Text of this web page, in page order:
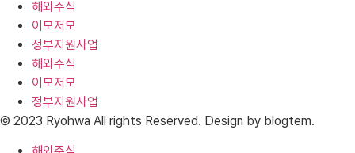
해외주식
이모저모
정부지원사업
해외주식
이모저모
정부지원사업
© 2023 Ryohwa All rights Reserved. Design by blogtem.